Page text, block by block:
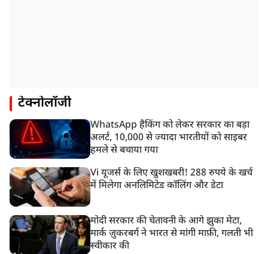
टेक्नोलॉजी
WhatsApp हैकिंग को लेकर सरकार का बड़ा
अलर्ट, 10,000 से ज्यादा भारतीयों को साइबर
हमले से बचाया गया
Vi यूजर्स के लिए खुशखबरी! 288 रुपये के खर्च
में मिलेगा अनलिमिटेड कॉलिंग और डेटा
मोदी सरकार की चेतावनी के आगे झुका मेटा,
मार्क ज़ुकरबर्ग ने भारत से मांगी माफ़ी, गलती भी
स्वीकार की